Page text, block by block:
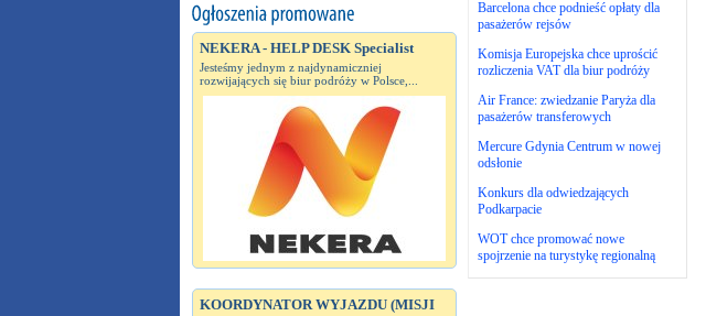
NEKERA - HELP DESK Specialist
Jesteśmy jednym z najdynamiczniej
rozwijających się biur podróży w Polsce,...
KOORDYNATOR WYJAZDU (MISJI
Barcelona chce podnieść opłaty dla
pasażerów rejsów
Komisja Europejska chce uprościć
rozliczenia VAT dla biur podróży
Air France: zwiedzanie Paryża dla
pasażerów transferowych
Mercure Gdynia Centrum w nowej
odsłonie
Konkurs dla odwiedzających
Podkarpacie
WOT chce promować nowe
spojrzenie na turystykę regionalną